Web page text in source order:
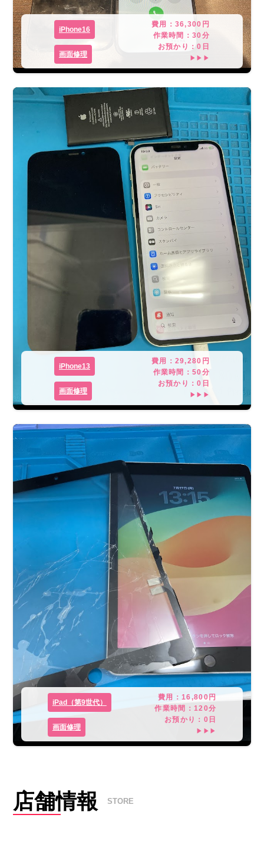
iPhone16
画面修理
費用： 36,300 円
作業時間：30分
お預かり：0 日
▶▶▶
iPhone13
画面修理
費用： 29,280 円
作業時間：50分
お預かり：0 日
▶▶▶
iPad（第9世代）
画面修理
費用：16,800 円
作業時間： 120分
お預かり： 0 日
▶▶▶
店舗情報 STORE